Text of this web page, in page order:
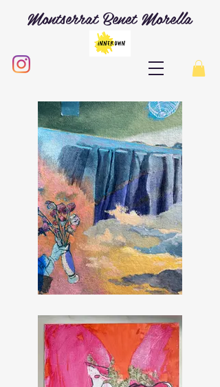
Montserrat Benet Morella